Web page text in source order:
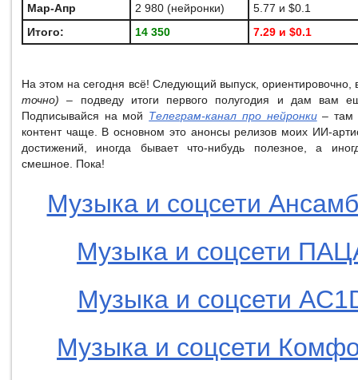
Мар-Апр
2 980 (нейронки)
5.77 и $0.1
Итого:
14 350 7.29 и $0.1
На этом на сегодня всё! Следующий выпуск, ориентировочно,
точно) – подведу итоги первого полугодия и дам вам
Подписывайся на мой Телеграм-канал про нейронки– там
контент чаще. В основном это анонсы релизов моих ИИ-
достижений, иногда бывает что-нибудь полезное, а
смешное. Пока!
Музыка и соцсети
Музыка и соцсети
Музыка и соцсети
Музыка и соцсети